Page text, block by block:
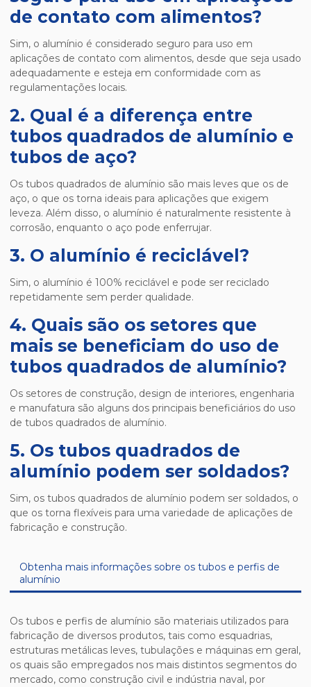
de contato com alimentos?
Sim, o alumínio é considerado seguro para uso em
aplicações de contato com alimentos, desde que seja usado
adequadamente e esteja em conformidade com as
regulamentações locais.
2. Qual é a diferença entre
tubos quadrados de alumínio e
tubos de aço?
Os tubos quadrados de alumínio são mais leves que os de
aço, o que os torna ideais para aplicações que exigem
leveza. Além disso, o alumínio é naturalmente resistente à
corrosão, enquanto o aço pode enferrujar.
3. O alumínio é reciclável?
Sim, o alumínio é 100% reciclável e pode ser reciclado
repetidamente sem perder qualidade.
4. Quais são os setores que
mais se beneficiam do uso de
tubos quadrados de alumínio?
Os setores de construção, design de interiores, engenharia
e manufatura são alguns dos principais beneficiários do uso
de tubos quadrados de alumínio.
5. Os tubos quadrados de
alumínio podem ser soldados?
Sim, os tubos quadrados de alumínio podem ser soldados, o
que os torna flexíveis para uma variedade de aplicações de
fabricação e construção.
Obtenha mais informações sobre os tubos e perfis de
alumínio
Os tubos e perfis de alumínio são materiais utilizados para
fabricação de diversos produtos, tais como esquadrias,
estruturas metálicas leves, tubulações e máquinas em geral,
os quais são empregados nos mais distintos segmentos do
mercado, como construção civil e indústria naval, por